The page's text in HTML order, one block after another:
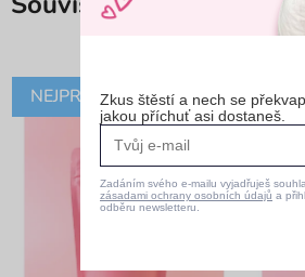
NEJPRODÁVANĚJŠÍ
Zkus štěstí a nech se
jakou příchuť asi dostaneš.
Zadáním svého e-mailu vyjadřuješ
zásadami ochrany osobních údajů a
odběru newsletteru.